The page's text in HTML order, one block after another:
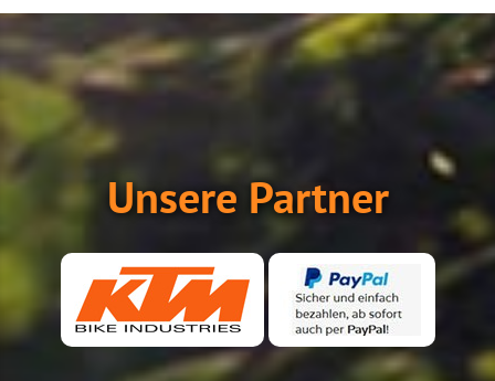
Unsere Partner